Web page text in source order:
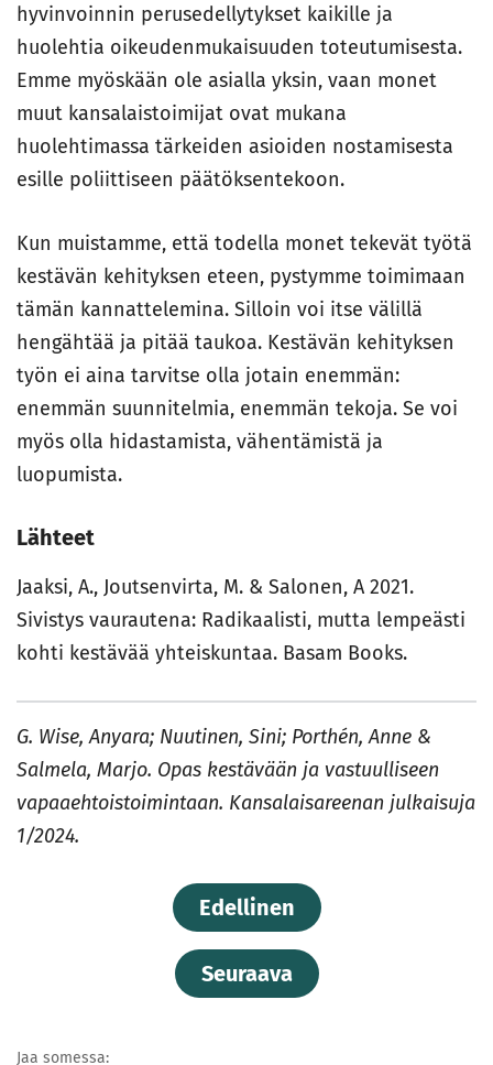
hyvinvoinnin perusedellytykset kaikille ja
huolehtia oikeudenmukaisuuden toteutumisesta.
Emme myöskään ole asialla yksin, vaan monet
muut kansalaistoimijat ovat mukana
huolehtimassa tärkeiden asioiden nostamisesta
esille poliittiseen päätöksentekoon.
Kun muistamme, että todella monet tekevät työtä
kestävän kehityksen eteen, pystymme toimimaan
tämän kannattelemina. Silloin voi itse välillä
hengähtää ja pitää taukoa. Kestävän kehityksen
työn ei aina tarvitse olla jotain enemmän:
enemmän suunnitelmia, enemmän tekoja. Se voi
myös olla hidastamista, vähentämistä ja
luopumista.
Lähteet
Jaaksi, A., Joutsenvirta, M. & Salonen, A 2021.
Sivistys vaurautena: Radikaalisti, mutta lempeästi
kohti kestävää yhteiskuntaa. Basam Books.
G. Wise, Anyara; Nuutinen, Sini; Porthén, Anne &
Salmela, Marjo. Opas kestävään ja vastuulliseen
vapaaehtoistoimintaan. Kansalaisareenan julkaisuja
1/2024.
Edellinen
Seuraava
Jaa somessa: